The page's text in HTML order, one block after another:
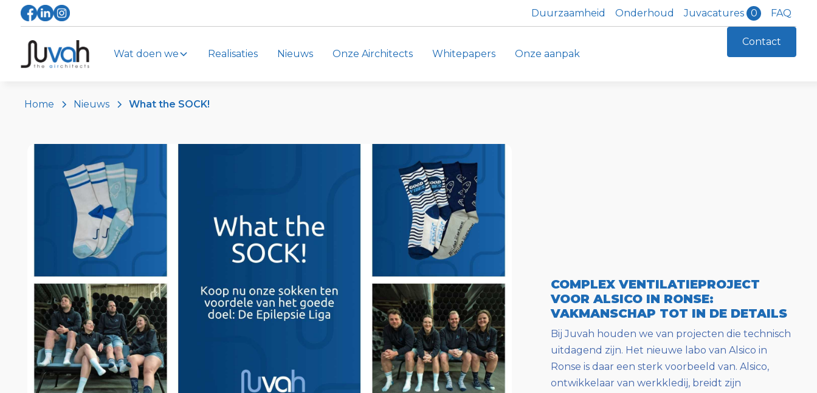
Duurzaamheid Onderhoud Juvacatures 0 FAQ
Wat doen we Realisaties Nieuws Onze Airchitects Whitepapers Onze aanpak
Contact
Home Nieuws What the SOCK!
COMPLEX VENTILATIEPROJECT
VOOR ALSICO IN RONSE:
VAKMANSCHAP TOT IN DE DETAILS
Bij Juvah houden we van projecten die technisch
uitdagend zijn. Het nieuwe labo van Alsico in
Ronse is daar een sterk voorbeeld van. Alsico,
ontwikkelaar van werkkledij, breidt zijn